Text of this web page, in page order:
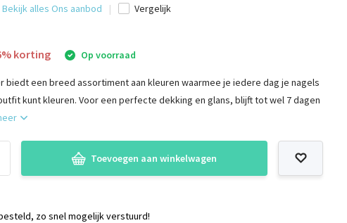
Bekijk alles Ons aanbod Vergelijk
korting Op voorraad
biedt een breed assortiment aan kleuren waarmee je iedere dag je nagels
kunt kleuren. Voor een perfecte dekking en glans, blijft tot wel 7 dagen
Toevoegen aan winkelwagen
zo snel mogelijk verstuurd!